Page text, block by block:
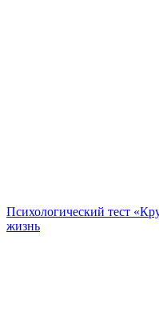
Психологический тест
жизнь